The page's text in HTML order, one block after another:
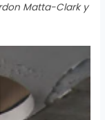
Matta-Clark y